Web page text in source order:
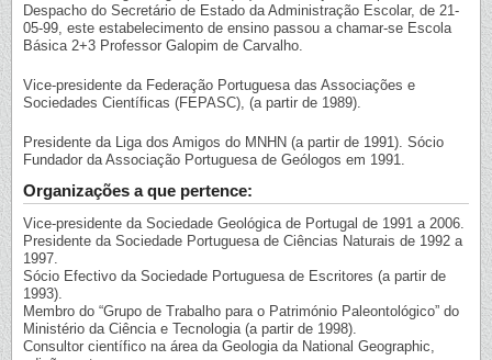
Despacho do Secretário de Estado da Administração Escolar, de 21-
05-99, este estabelecimento de ensino passou a chamar-se Escola
Básica 2+3 Professor Galopim de Carvalho.
Vice-presidente da Federação Portuguesa das Associações e
Sociedades Científicas (FEPASC), (a partir de 1989).
Presidente da Liga dos Amigos do MNHN (a partir de 1991). Sócio
Fundador da Associação Portuguesa de Geólogos em 1991.
Organizações a que pertence:
Vice-presidente da Sociedade Geológica de Portugal de 1991 a 2006.
Presidente da Sociedade Portuguesa de Ciências Naturais de 1992 a
1997.
Sócio Efectivo da Sociedade Portuguesa de Escritores (a partir de
1993).
Membro do “Grupo de Trabalho para o Património Paleontológico” do
Ministério da Ciência e Tecnologia (a partir de 1998).
Consultor científico na área da Geologia da National Geographic,